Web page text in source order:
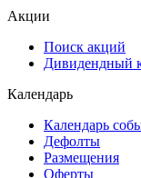
ESG
Самые
Дивидендный
Календарь